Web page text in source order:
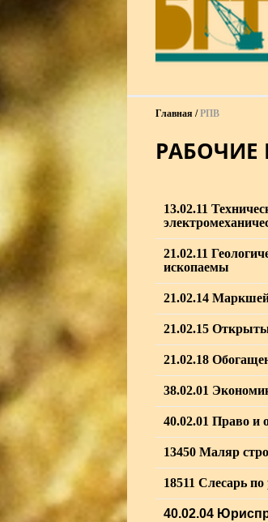
Главная РПВ
13.02.11
21.02.11
ископаемы
21.02.14
21.02.15
21.02.18
38.02.01
40.02.01 Право и
13450 Маляр
18511 Слесарь
40.02.04